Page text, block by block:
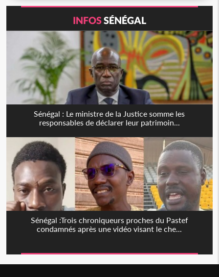
INFOSSÉNÉGAL
Sénégal : Le ministre de la Justice somme les
responsables de déclarer leur patrimoin...
Sénégal :Trois chroniqueurs proches du Pastef
condamnés après une vidéo visant le che...